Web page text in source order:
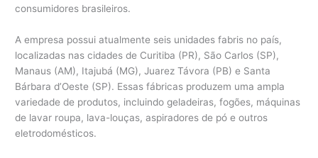
consumidores brasileiros.
A empresa possui atualmente seis unidades fabris no país,
localizadas nas cidades de Curitiba (PR), São Carlos (SP),
Manaus (AM), Itajubá (MG), Juarez Távora (PB) e Santa
Bárbara d’Oeste (SP). Essas fábricas produzem uma ampla
variedade de produtos, incluindo geladeiras, fogões, máquinas
de lavar roupa, lava-louças, aspiradores de pó e outros
eletrodomésticos.